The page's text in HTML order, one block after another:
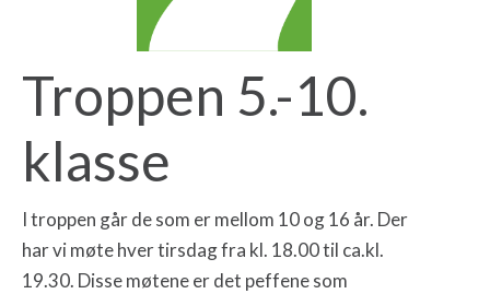
Troppen 5.-10.
klasse
I troppen går de som er mellom 10 og 16 år. Der
har vi møte hver tirsdag fra kl. 18.00 til ca.kl.
19.30. Disse møtene er det peffene som